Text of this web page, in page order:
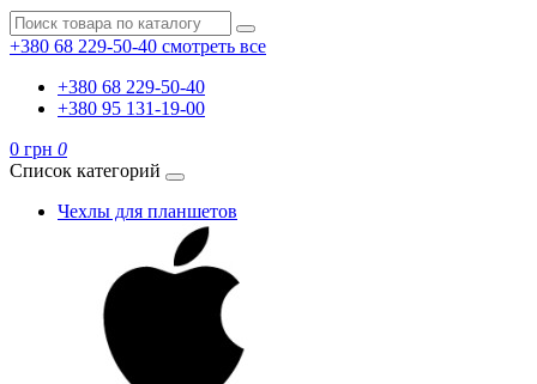
+380 68 229-50-40 смотреть все
+380 68 229-50-40
+380 95 131-19-00
0 грн 0
Список категорий
Чехлы для планшетов